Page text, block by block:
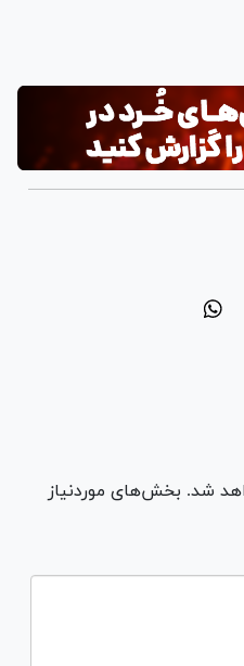
شد. بخش‌های موردنیاز